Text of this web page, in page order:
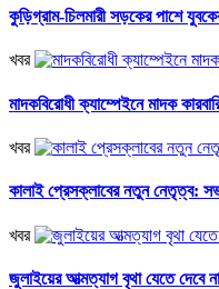
কুড়িগ্রাম-চিলমারী সড়কের পাশে
খবর
মাদকবিরোধী ক্যাম্পেইনে মাদক
খবর
কালাই প্রেসক্লাবের নতুন নেতৃত্ব:
খবর
জুলাইয়ের আত্মত্যাগ বৃথা যেতে দেবে